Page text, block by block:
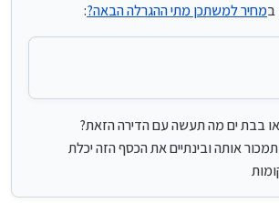
איש-קישכתב במחיר למשתכן מתי ההגרלה הבאה?
אחר כך יחולו הרבה הגבלות שיורידו את
ה"שוות" האלה לא שווה הרבה כל עוד זה לא בערים
אלא רק להשקעה, זה לא בשורה כ"כ גדולה
7 שנים עד שתמכור אותה ובינתיים את הכסף הזה יכלת
מקומות
במחיר למשתכן מתי ההגרלה הבאה?:
בבת ים מה תעשה עם הדירה הזאת?
שתמכור אותה ובינתיים את הכסף הזה יכלת